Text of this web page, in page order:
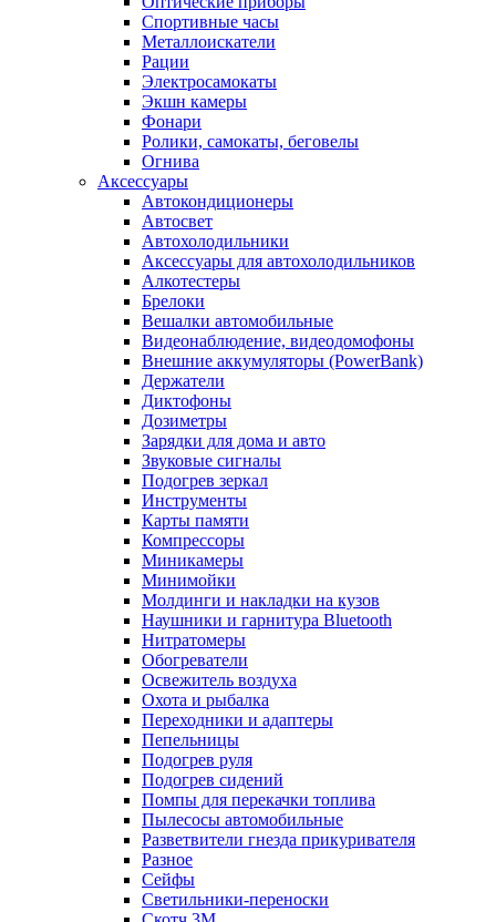
Спортивные часы
Металлоискатели
Рации
Электросамокаты
Экшн камеры
Фонари
Ролики, самокаты, беговелы
Огнива
Аксессуары
Автокондиционеры
Aвтосвет
Автохолодильники
Аксессуары для автохолодильников
Алкотестеры
Брелоки
Вешалки автомобильные
Видеонаблюдение, видеодомофоны
Внешние аккумуляторы (PowerBank)
Держатели
Диктофоны
Дозиметры
Зарядки для дома и авто
Звуковые сигналы
Подогрев зеркал
Инструменты
Карты памяти
Компрессоры
Миникамеры
Минимойки
Молдинги и накладки на кузов
Наушники и гарнитура Bluetooth
Нитратомеры
Обогреватели
Освежитель воздуха
Охота и рыбалка
Переходники и адаптеры
Пепельницы
Подогрев руля
Подогрев сидений
Помпы для перекачки топлива
Пылесосы автомобильные
Разветвители гнезда прикуривателя
Разное
Сейфы
Светильники-переноски